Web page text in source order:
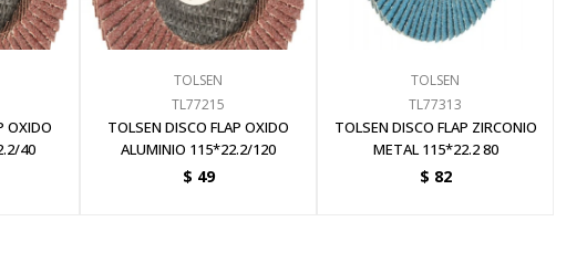
OXIDO
40
TOLSEN
TL77215
TOLSEN DISCO FLAP OXIDO
ALUMINIO 115*22.2/120
$ 49
TOLSEN
TL77313
TOLSEN DISCO FLAP ZIRCONIO
METAL 115*22.2 80
$ 82